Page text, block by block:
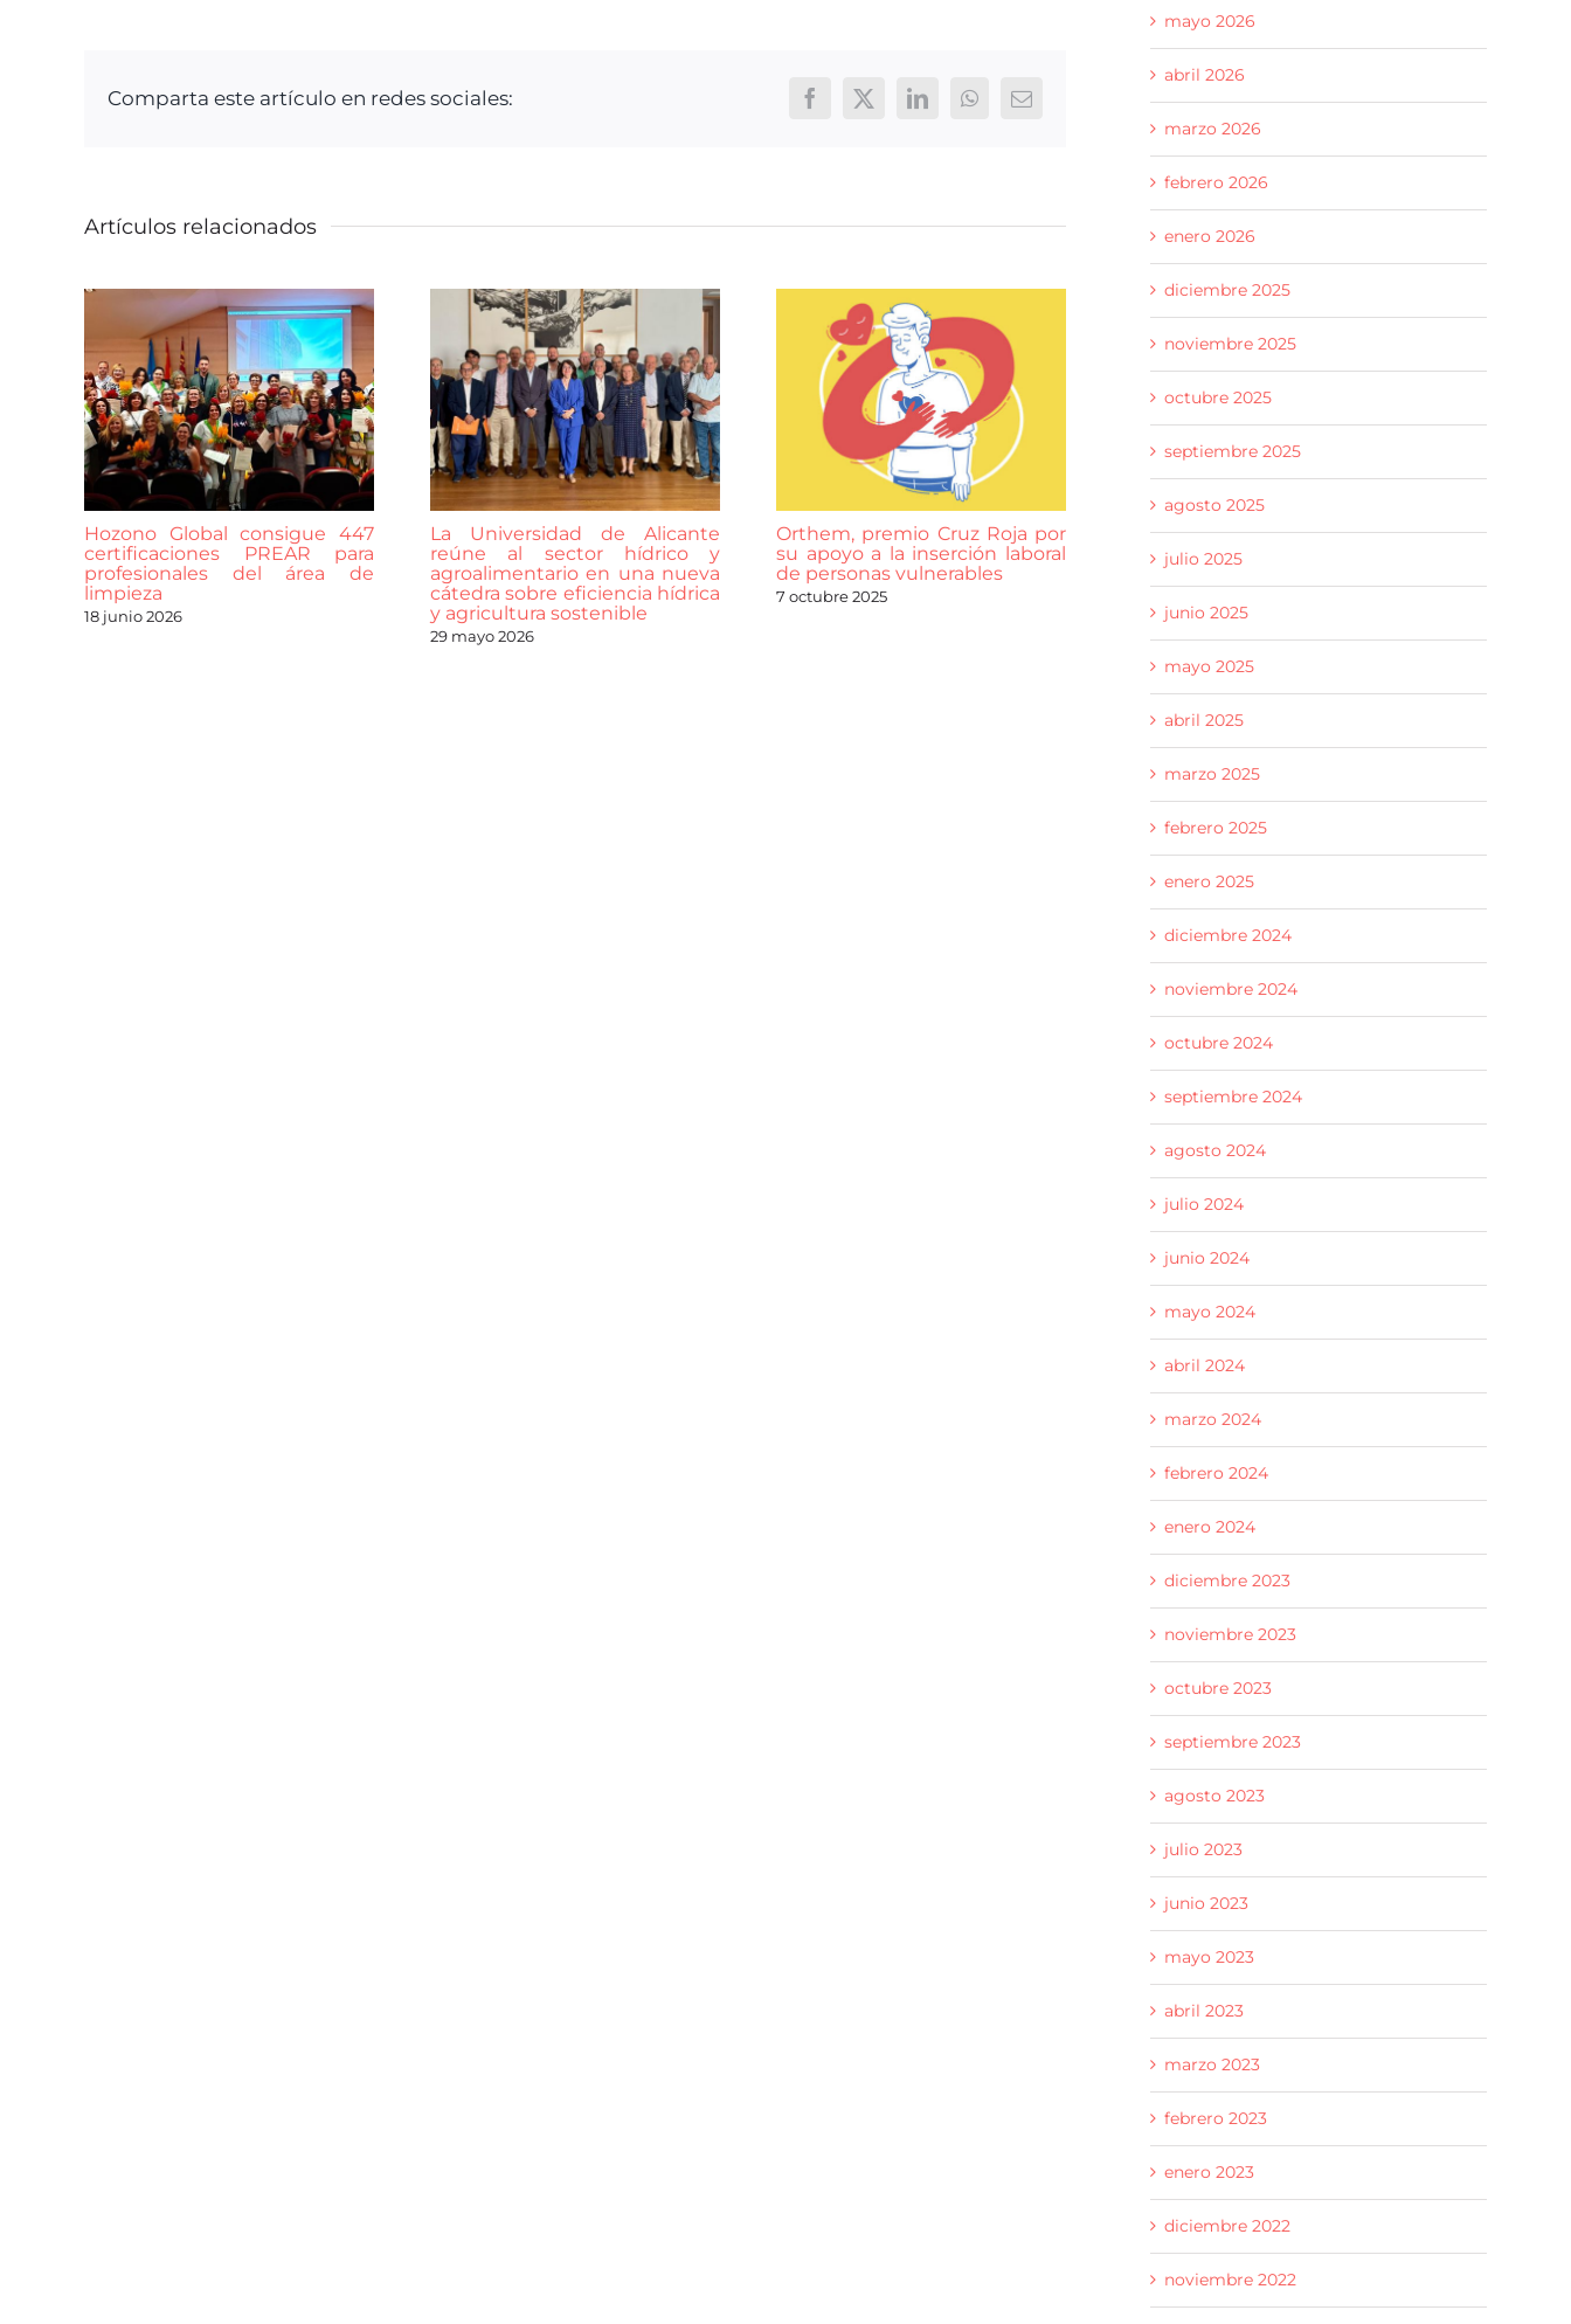
Comparta este artículo en redes sociales: Facebook
X LinkedInWhatsApp
Correo
Artículos relacionados
Hozono Global consigue 447
certificaciones PREAR para
profesionales del área de
limpieza
18 junio 2026
La Universidad de Alicante
reúne al sector hídrico y
agroalimentario en una nueva
cátedra sobre eficiencia hídrica
y agricultura sostenible
29 mayo 2026
Orthem, premio Cruz Roja por
su apoyo a la inserción laboral
de personas vulnerables
7 octubre 2025
Hozono Global consigue 447
certificaciones PREAR para
profesionales del área de
limpieza
18 junio 2026
La
cátedra
29 mayo 2026
mayo 2026
abril 2026
marzo 2026
febrero 2026
enero 2026
diciembre 2025
noviembre 2025
octubre 2025
septiembre 2025
agosto 2025
julio 2025
junio 2025
mayo 2025
abril 2025
marzo 2025
febrero 2025
enero 2025
diciembre 2024
noviembre 2024
octubre 2024
septiembre 2024
agosto 2024
julio 2024
junio 2024
mayo 2024
abril 2024
marzo 2024
febrero 2024
enero 2024
diciembre 2023
noviembre 2023
octubre 2023
septiembre 2023
agosto 2023
julio 2023
junio 2023
mayo 2023
abril 2023
marzo 2023
febrero 2023
enero 2023
diciembre 2022
noviembre 2022